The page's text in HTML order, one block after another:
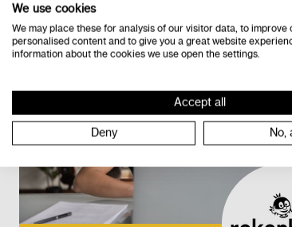
We use cookies
We may place these for analysis of our visitor data, to improve
personalised content and to give you a great website
information about the cookies we use open the settings.
Accept all
Deny No,